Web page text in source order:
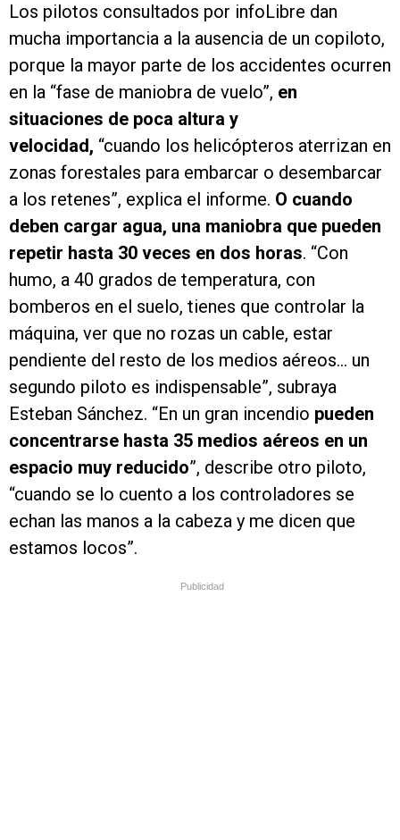
Los pilotos consultados por infoLibre dan
mucha importancia a la ausencia de un copiloto,
porque la mayor parte de los accidentes ocurren
en la “fase de maniobra de vuelo”, en
situaciones de poca altura y
velocidad, “cuando los helicópteros aterrizan en
zonas forestales para embarcar o desembarcar
a los retenes”, explica el informe. O cuando
deben cargar agua, una maniobra que pueden
repetir hasta 30 veces en dos horas. “Con
humo, a 40 grados de temperatura, con
bomberos en el suelo, tienes que controlar la
máquina, ver que no rozas un cable, estar
pendiente del resto de los medios aéreos… un
segundo piloto es indispensable”, subraya
Esteban Sánchez. “En un gran incendio pueden
concentrarse hasta 35 medios aéreos en un
espacio muy reducido”, describe otro piloto,
“cuando se lo cuento a los controladores se
echan las manos a la cabeza y me dicen que
estamos locos”.
Publicidad